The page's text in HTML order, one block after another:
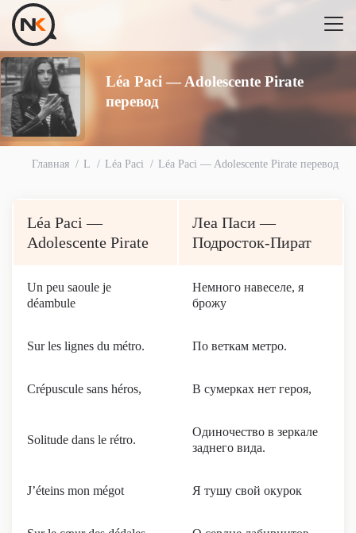
Léa Paci — Adolescente Pirate
перевод
Главная L Léa Paci Léa Paci — Adolescente Pirate перевод
Léa Paci —
Adolescente Pirate
Леа Паси —
Подросток-Пират
Un peu saoule je
déambule
Немного навеселе, я
брожу
Sur les lignes du métro. По веткам метро.
Crépuscule sans héros, В сумерках нет героя,
Solitude dans le rétro.
Одиночество в зеркале
заднего вида.
J’éteins mon mégot Я тушу свой окурок